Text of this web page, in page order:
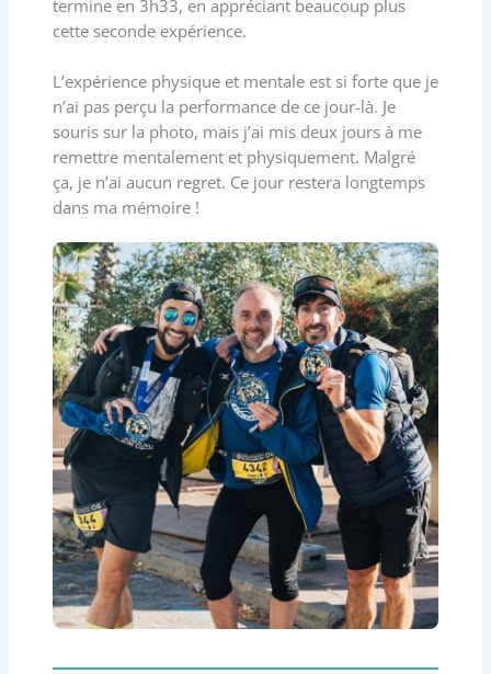
termine en 3h33, en appréciant beaucoup plus
cette seconde expérience.
L’expérience physique et mentale est si forte que je
n’ai pas perçu la performance de ce jour-là. Je
souris sur la photo, mais j’ai mis deux jours à me
remettre mentalement et physiquement. Malgré
ça, je n’ai aucun regret. Ce jour restera longtemps
dans ma mémoire !